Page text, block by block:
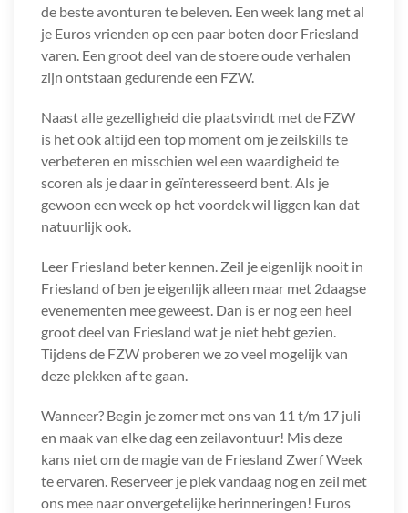
de beste avonturen te beleven. Een week lang met al
je Euros vrienden op een paar boten door Friesland
varen. Een groot deel van de stoere oude verhalen
zijn ontstaan gedurende een FZW.
Naast alle gezelligheid die plaatsvindt met de FZW
is het ook altijd een top moment om je zeilskills te
verbeteren en misschien wel een waardigheid te
scoren als je daar in geïnteresseerd bent. Als je
gewoon een week op het voordek wil liggen kan dat
natuurlijk ook.
Leer Friesland beter kennen. Zeil je eigenlijk nooit in
Friesland of ben je eigenlijk alleen maar met 2daagse
evenementen mee geweest. Dan is er nog een heel
groot deel van Friesland wat je niet hebt gezien.
Tijdens de FZW proberen we zo veel mogelijk van
deze plekken af te gaan.
Wanneer? Begin je zomer met ons van 11 t/m 17 juli
en maak van elke dag een zeilavontuur! Mis deze
kans niet om de magie van de Friesland Zwerf Week
te ervaren. Reserveer je plek vandaag nog en zeil met
ons mee naar onvergetelijke herinneringen! Euros